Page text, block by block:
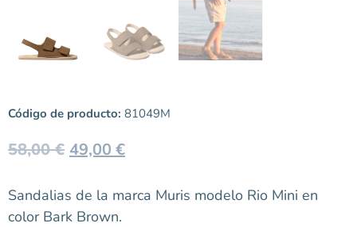
Código de producto: 81049M
58,00€ 49,00 €
Sandalias de la marca Muris modelo Rio Mini en
color Bark Brown.